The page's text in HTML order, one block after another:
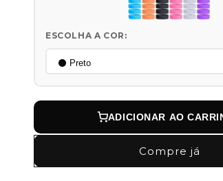
ESCOLHA A COR:
ADICIONAR AO
Compre já